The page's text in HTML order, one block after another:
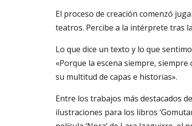
El proceso de creación comenzó
teatros. Percibe a la intérprete tras
Lo que dice un texto y lo que
«Porque la escena siempre,
su multitud de capas e historias».
Entre los trabajos más destacados
ilustraciones para los libros